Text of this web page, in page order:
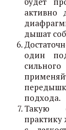
активно
дышат
один
подхода.
Такую
практику